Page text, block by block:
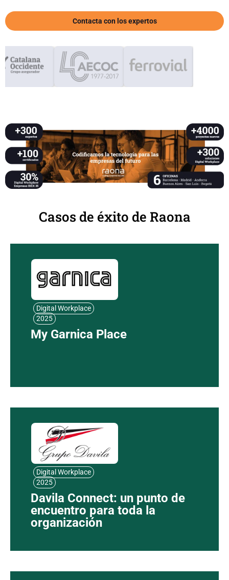
Contacta con los expertos
Casos de éxito de Raona
Digital Workplace
2025
My Garnica Place
Digital Workplace
2025
Davila Connect: un punto de
encuentro para toda la
organización